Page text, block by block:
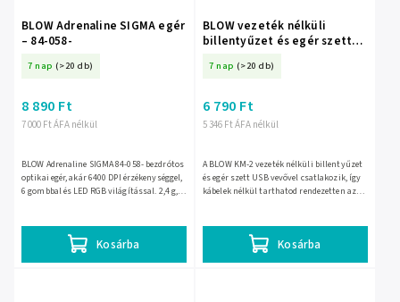
BLOW Adrenaline SIGMA egér
– 84-058-
7 nap (>20 db)
7 000 Ft ÁFA nélkül
8 890 Ft
Kosárba
BLOW Adrenaline SIGMA 84-058- bezdrótos
optikai egér, akár 6400 DPI érzékenységgel,
6 gombbal és LED RGB világítással. 2,4 g,
BLOW vezeték nélküli
billentyűzet és egér szett
7 nap (>20 db)
5 346 Ft ÁFA nélkül
6 790 Ft
Kosárba
A BLOW KM-2 vezeték nélküli billentyűzet
és egér szett USB vevővel csatlakozik, így
kábelek nélkül tarthatod rendezetten az